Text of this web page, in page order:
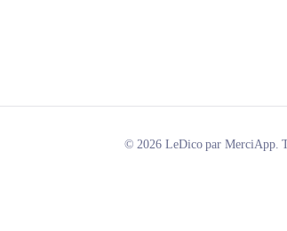
© 2026 LeDico par MerciApp.